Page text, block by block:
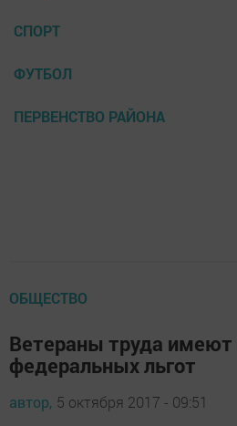
СПОРТ
ФУТБОЛ
ПЕРВЕНСТВО РАЙОНА
ОБЩЕСТВО
Ветераны труда имеют
федеральных льгот
автор, 5 октября 2017 - 09:51